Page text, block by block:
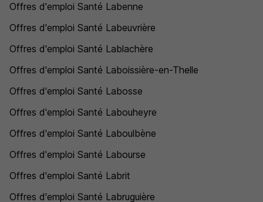
Offres d'emploi Santé Labenne
Offres d'emploi Santé Labeuvrière
Offres d'emploi Santé Lablachère
Offres d'emploi Santé Laboissière-en-Thelle
Offres d'emploi Santé Labosse
Offres d'emploi Santé Labouheyre
Offres d'emploi Santé Laboulbène
Offres d'emploi Santé Labourse
Offres d'emploi Santé Labrit
Offres d'emploi Santé Labruguière